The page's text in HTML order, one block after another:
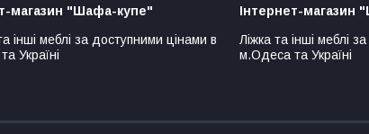
магазин "Шафа-купе"
інші меблі за доступними цінами в
Україні
Інтернет-магазин
Ліжка та інші меблі
м.Одеса та Україні